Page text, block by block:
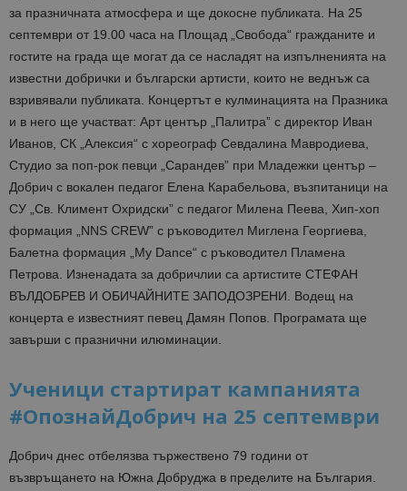
за празничната атмосфера и ще докосне публиката. На 25
септември от 19.00 часа на Площад „Свобода“ гражданите и
гостите на града ще могат да се насладят на изпълненията на
известни добрички и български артисти, които не веднъж са
взривявали публиката. Концертът е кулминацията на Празника
и в него ще участват: Арт център „Палитра” с директор Иван
Иванов, СК „Алексия“ с хореограф Севдалина Мавродиева,
Студио за поп-рок певци „Сарандев” при Младежки център –
Добрич с вокален педагог Елена Карабельова, възпитаници на
СУ „Св. Климент Охридски” с педагог Милена Пеева, Хип-хоп
формация „NNS CREW” с ръководител Миглена Георгиева,
Балетна формация „My Dance“ с ръководител Пламена
Петрова. Изненадата за добричлии са артистите СТЕФАН
ВЪЛДОБРЕВ И ОБИЧАЙНИТЕ ЗАПОДОЗРЕНИ. Водещ на
концерта е известният певец Дамян Попов. Програмата ще
завърши с празнични илюминации.
Ученици стартират кампанията
#ОпознайДобрич на 25 септември
Добрич днес отбелязва тържествено 79 години от
възвръщането на Южна Добруджа в пределите на България.